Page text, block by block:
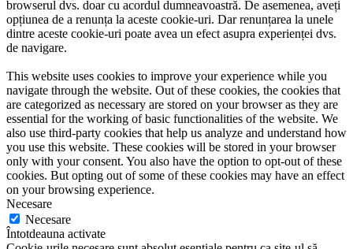
browserul dvs. doar cu acordul dumneavoastră. De asemenea, aveți
opțiunea de a renunța la aceste cookie-uri. Dar renunțarea la unele
dintre aceste cookie-uri poate avea un efect asupra experienței dvs.
de navigare.
This website uses cookies to improve your experience while you
navigate through the website. Out of these cookies, the cookies that
are categorized as necessary are stored on your browser as they are
essential for the working of basic functionalities of the website. We
also use third-party cookies that help us analyze and understand how
you use this website. These cookies will be stored in your browser
only with your consent. You also have the option to opt-out of these
cookies. But opting out of some of these cookies may have an effect
on your browsing experience.
Necesare
Necesare
Întotdeauna activate